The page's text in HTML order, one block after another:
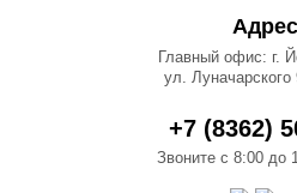
Главный офис: г.
ул.
+7 (8362)
Звоните с 8:00 до